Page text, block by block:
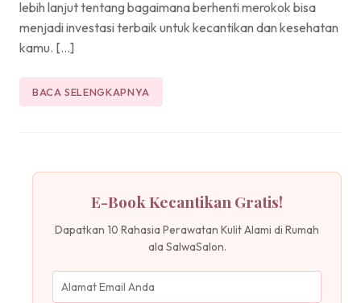
lebih lanjut tentang bagaimana berhenti merokok bisa
menjadi investasi terbaik untuk kecantikan dan kesehatan
kamu. […]
BACA SELENGKAPNYA
E-Book Kecantikan Gratis!
Dapatkan 10 Rahasia Perawatan Kulit Alami di Rumah
ala SalwaSalon.